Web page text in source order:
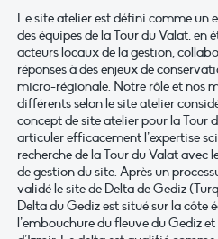
Le site atelier est défini comme un
des équipes de la Tour du Valat, en
acteurs locaux de la gestion,
réponses à des enjeux de
micro-régionale. Notre rôle et nos
différents selon le site atelier
concept de site atelier pour la Tour
articuler efficacement l’expertise
recherche de la Tour du Valat avec
de gestion du site. Après un
validé le site de Delta de Gediz
Delta du Gediz est situé sur la côte
l’embouchure du fleuve du Gediz